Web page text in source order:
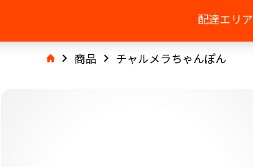
配達エリア
商品 チャルメラちゃんぽん